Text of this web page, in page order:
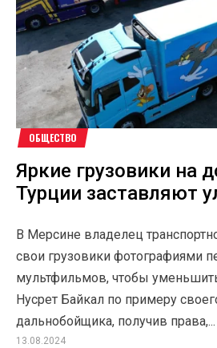
ОБЩЕСТВО
Яркие грузовики на
Турции заставляют
В Мерсине владелец
свои грузовики фотографиями
мультфильмов, чтобы
Нусрет Байкал по примеру
дальнобойщика, получив права,...
13.08.2024